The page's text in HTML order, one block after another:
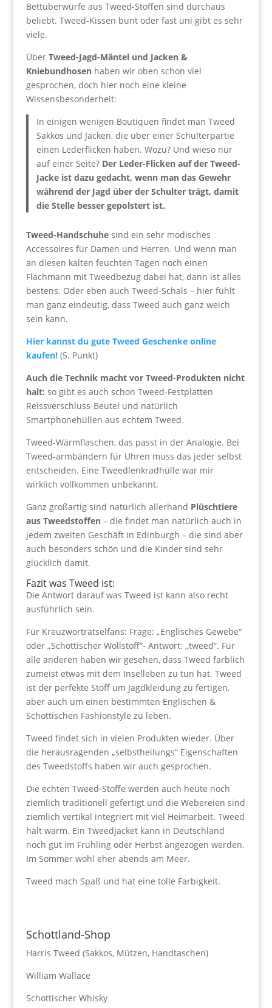
Bettüberwürfe aus Tweed-Stoffen sind durchaus
beliebt. Tweed-Kissen bunt oder fast uni gibt es sehr
viele.
Über Tweed-Jagd-Mäntel und Jacken &
Kniebundhosenhaben wir oben schon viel
gesprochen, doch hier noch eine kleine
Wissensbesonderheit:
In einigen wenigen Boutiquen findet man Tweed
Sakkos und Jacken, die über einer Schulterpartie
einen Lederflicken haben. Wozu? Und wieso nur
auf einer Seite? Der Leder-Flicken auf der Tweed-
Jacke ist dazu gedacht, wenn man das Gewehr
während der Jagd über der Schulter trägt, damit
die Stelle besser gepolstert ist.
Tweed-Handschuhesind ein sehr modisches
Accessoires für Damen und Herren. Und wenn man
an diesen kalten feuchten Tagen noch einen
Flachmann mit Tweedbezug dabei hat, dann ist alles
bestens. Oder eben auch Tweed-Schals – hier fühlt
man ganz eindeutig, dass Tweed auch ganz weich
sein kann.
Hier kannst du gute Tweed Geschenke online
kaufen!(5. Punkt)
Auch die Technik macht vor Tweed-Produkten nicht
halt: so gibt es auch schon Tweed-Festplatten
Reissverschluss-Beutel und natürlich
Smartphonehüllen aus echtem Tweed.
Tweed-Wärmflaschen, das passt in der Analogie. Bei
Tweed-armbändern für Uhren muss das jeder selbst
entscheiden. Eine Tweedlenkradhülle war mir
wirklich vollkommen unbekannt.
Ganz großartig sind natürlich allerhand Plüschtiere
aus Tweedstoffen– die findet man natürlich auch in
jedem zweiten Geschäft in Edinburgh – die sind aber
auch besonders schön und die Kinder sind sehr
glücklich damit.
Fazit was Tweed ist:
Die Antwort darauf was Tweed ist kann also recht
ausführlich sein.
Für Kreuzworträtselfans: Frage: „Englisches Gewebe“
oder „Schottischer Wollstoff“- Antwort: „tweed“. Für
alle anderen haben wir gesehen, dass Tweed farblich
zumeist etwas mit dem Inselleben zu tun hat. Tweed
ist der perfekte Stoff um Jagdkleidung zu fertigen,
aber auch um einen bestimmten Englischen &
Schottischen Fashionstyle zu leben.
Tweed findet sich in vielen Produkten wieder. Über
die herausragenden „selbstheilungs“ Eigenschaften
des Tweedstoffs haben wir auch gesprochen.
Die echten Tweed-Stoffe werden auch heute noch
ziemlich traditionell gefertigt und die Webereien sind
ziemlich vertikal integriert mit viel Heimarbeit. Tweed
hält warm. Ein Tweedjacket kann in Deutschland
noch gut im Frühling oder Herbst angezogen werden.
Im Sommer wohl eher abends am Meer.
Tweed mach Spaß und hat eine tolle Farbigkeit.
Schottland-Shop
Harris Tweed (Sakkos, Mützen, Handtaschen)
William Wallace
Schottischer Whisky